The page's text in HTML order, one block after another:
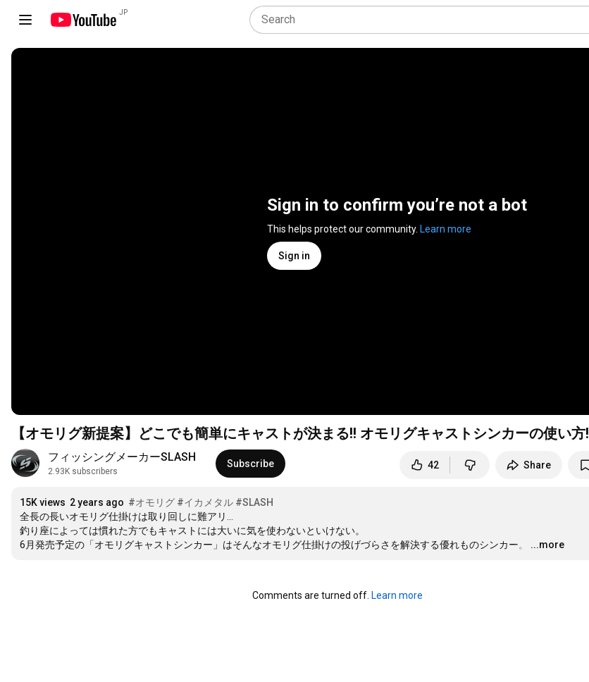
JP
Sign in to confirm you’re not a bot
This helps protect our community. Learn more
Sign in
【オモリグ新提案】どこでも簡単にキャストが決まる!! オモリグキャストシンカーの使い方!
フィッシングメーカーSLASH
2.93K subscribers
Subscribe 42 Share
15K views 2 years ago #オモリグ #イカメタル #SLASH
全長の長いオモリグ仕掛けは取り回しに難アリ…
釣り座によっては慣れた方でもキャストには大いに気を使わないといけない。
6月発売予定の「オモリグキャストシンカー」はそんなオモリグ仕掛けの投げづらさを解決する優れものシンカー。
…
...more
Comments are turned off. Learn more